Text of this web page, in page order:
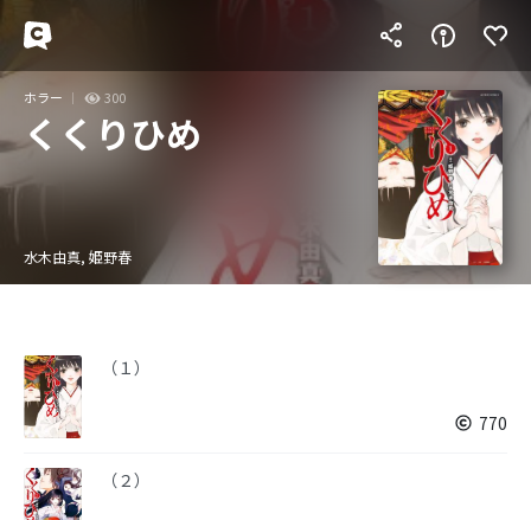
ホラー 300
くくりひめ
水木由真, 姫野春
（１）
770
（２）